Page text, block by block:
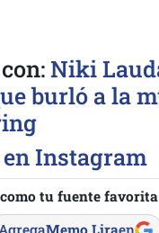
Niki
burló a la
Instagram
tu fuente favorita